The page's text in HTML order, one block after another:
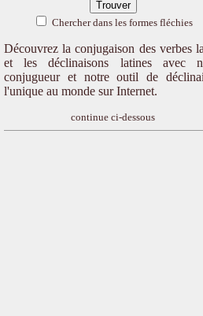
Chercher dans les formes fléchies
Découvrez la conjugaison des verbes
et les déclinaisons latines avec
conjugueur et notre outil de
l'unique au monde sur Internet.
continue ci-dessous